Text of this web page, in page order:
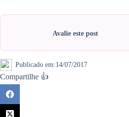
Avalie este post
Publicado em:14/07/2017
Compartilhe 👍